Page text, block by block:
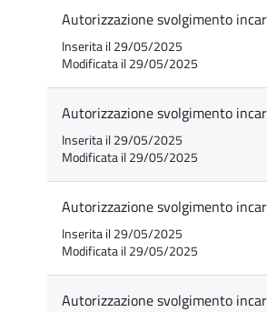
Autorizzazione svolgimento
Inserita il 29/05/2025
Modificata il 29/05/2025
Autorizzazione svolgimento
Inserita il 29/05/2025
Modificata il 29/05/2025
Autorizzazione svolgimento
Inserita il 29/05/2025
Modificata il 29/05/2025
Autorizzazione svolgimento